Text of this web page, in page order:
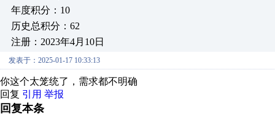
年度积分：10
历史总积分：62
注册：2023年4月10日
发表于：2025-01-17 10:33:13
你这个太笼统了，需求都不明确
回复 引用 举报
回复本条